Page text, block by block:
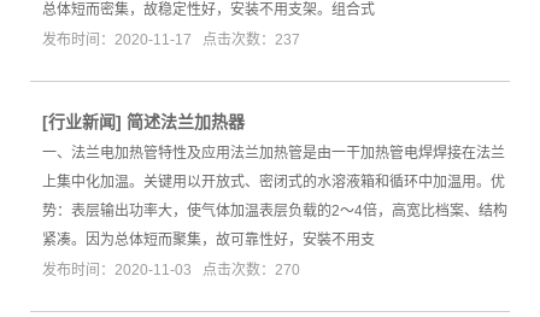
总体短而密集，故稳定性好，安装不用支架。组合式
发布时间：2020-11-17 点击次数：237
[行业新闻] 简述法兰加热器
一、法兰电加热管特性及应用法兰加热管是由一干加热管电焊焊接在法兰
上集中化加温。关键用以开放式、密闭式的水溶液箱和循环中加温用。优
势：表层输出功率大，使气体加温表层负载的2～4倍，高宽比档案、结构
紧凑。因为总体短而聚集，故可靠性好，安裝不用支
发布时间：2020-11-03 点击次数：270